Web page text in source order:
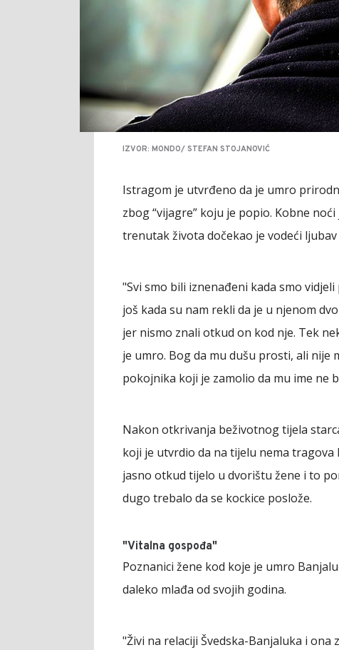
IZVOR: MONDO/ STEFAN STOJANOVIĆ
Istragom je utvrđeno da je umro
zbog “vijagre” koju je popio. Kobne
trenutak života dočekao je vodeći
"Svi smo bili iznenađeni kada smo
još kada su nam rekli da je u njenom
jer nismo znali otkud on kod nje. Tek
je umro. Bog da mu dušu prosti, ali
pokojnika koji je zamolio da mu ime ne
Nakon otkrivanja beživotnog tijela
koji je utvrdio da na tijelu nema
jasno otkud tijelo u dvorištu žene i to
dugo trebalo da se kockice poslože.
"Vitalna gospođa"
Poznanici žene kod koje je umro
daleko mlađa od svojih godina.
"Živi na relaciji Švedska-Banjaluka i